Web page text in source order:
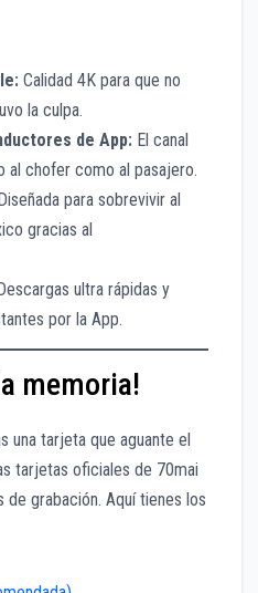
Calidad 4K para que no
la culpa.
de App: El canal
al chofer como al pasajero.
Diseñada para sobrevivir al
gracias al
Descargas ultra rápidas y
por la App.
memoria!
una tarjeta que aguante el
tarjetas oficiales de 70mai
de grabación. Aquí tienes los